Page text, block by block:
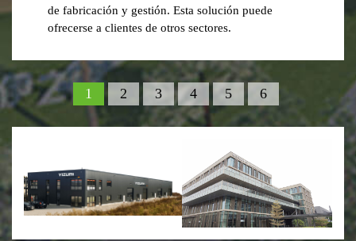
de fabricación y gestión. Esta solución puede
ofrecerse a clientes de otros sectores.
1 2 3 4 5 6